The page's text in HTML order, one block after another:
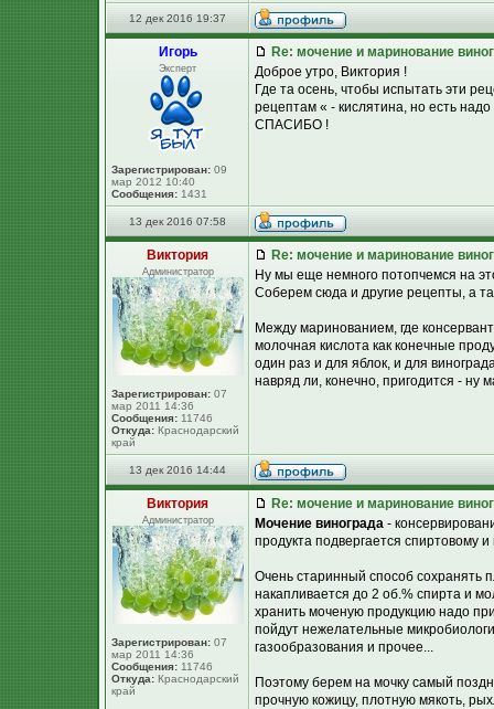
12 дек 2016 19:37
Игорь
Эксперт
Зарегистрирован: 09
мар 2012 10:40
Сообщения: 1431
Re: мочение и маринование
Доброе утро, Виктория !
Где та осень, чтобы испытать эти
рецептам « - кислятина, но есть
СПАСИБО !
13 дек 2016 07:58
Виктория
Администратор
Зарегистрирован: 07
мар 2011 14:36
Сообщения: 11746
Откуда: Краснодарский
край
Re: мочение и маринование
Ну мы еще немного потопчемся на
Соберем сюда и другие рецепты, а
Между маринованием, где
молочная кислота как конечные
один раз и для яблок, и для
навряд ли, конечно, пригодится - ну
13 дек 2016 14:44
Виктория
Администратор
Зарегистрирован: 07
мар 2011 14:36
Сообщения: 11746
Откуда: Краснодарский
край
Re: мочение и маринование
Мочение винограда -
продукта подвергается спиртовому
Очень старинный способ сохранять
накапливается до 2 об.% спирта и
хранить моченую продукцию надо
пойдут нежелательные
газообразования и прочее...
Поэтому берем на мочку самый
прочную кожицу, плотную мякоть,